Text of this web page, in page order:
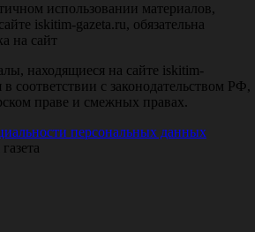
использовании материалов,
iskitim-gazeta.ru, обязательна
на сайт
находящиеся на сайте iskitim-
в соответствии с законодательством РФ,
праве и смежных правах.
персональных данных